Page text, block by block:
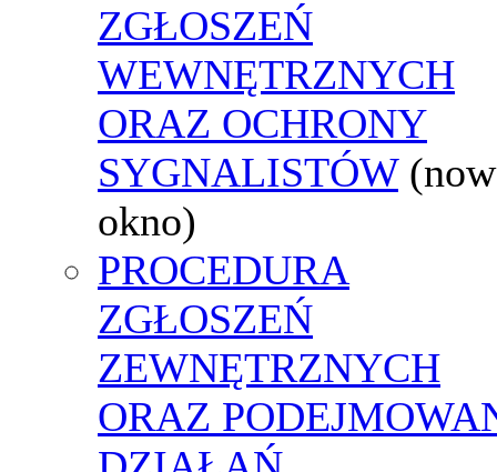
ZGŁOSZEŃ
WEWNĘTRZNYCH
ORAZ OCHRONY
SYGNALISTÓW
okno)
PROCEDURA
ZGŁOSZEŃ
ZEWNĘTRZNYCH
ORAZ